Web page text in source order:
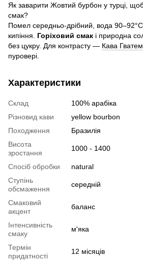
Як заварити Жовтий бурбон у турці, щоб
смак?
Помел середньо-дрібний, вода
кипіння. Горіховий смак і природна
без цукру. Для контрасту — Кава
пуровері.
Характеристики
Склад
100% арабіка
Різновид кави
yellow bourbon
Походження
Бразилія
Висота
зростання
1000 - 1400
Спосіб обробки
natural
Ступінь
обсмаження
cередній
Смаковий
акцент
баланс
Інтенсивність
смаку
м'яка
Термін
придатності
12 місяців